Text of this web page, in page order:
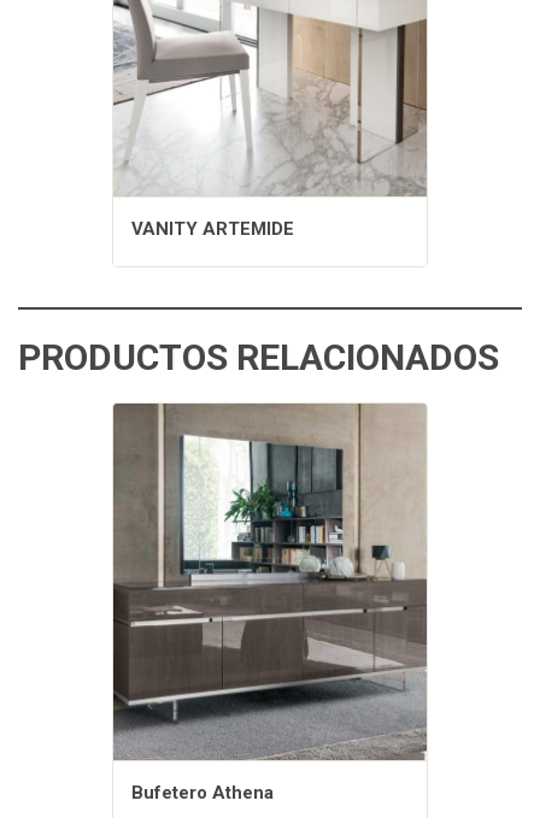
VANITY ARTEMIDE
PRODUCTOS RELACIONADOS
Bufetero Athena